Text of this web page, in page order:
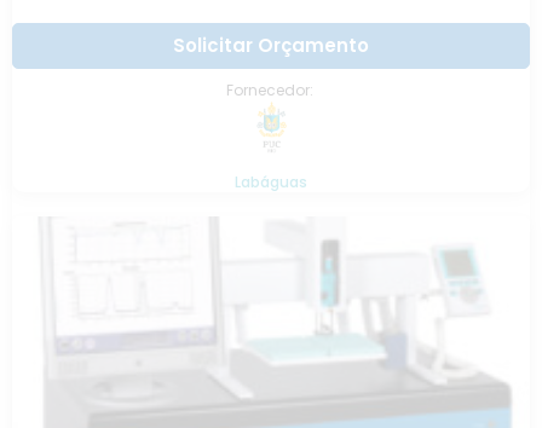
Solicitar Orçamento
Fornecedor:
Labáguas